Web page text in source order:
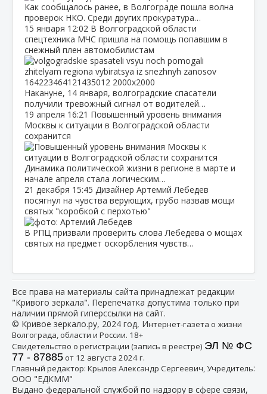
Как сообщалось ранее, в Волгограде пошла волна
проверок НКО. Среди других прокуратура…
15 января 12:02 В Волгоградской области
спецтехника МЧС пришла на помощь попавшим в
снежный плен автомобилистам
Накануне, 14 января, волгоградские спасатели
получили тревожный сигнал от водителей…
19 апреля 16:21 Повышенный уровень внимания
Москвы к ситуации в Волгоградской области
сохранится
Динамика политической жизни в регионе в марте и
начале апреля стала логическим…
21 декабря 15:45 Дизайнер Артемий Лебедев
посягнул на чувства верующих, грубо назвав мощи
святых "коробкой с перхотью"
В РПЦ призвали проверить слова Лебедева о мощах
святых на предмет оскорбления чувств…
Все права на материалы сайта принадлежат редакции
"Кривого зеркала". Перепечатка допустима только при
наличии прямой гиперссылки на сайт.
© Кривое зеркало.ру, 2024 год, Интернет-газета о жизни
Волгограда, области и России. 18+
Свидетельство о регистрации (запись в реестре) ЭЛ № ФС
77 - 87885от 12 августа 2024 г.
Главный редактор: Крылов Александр Сергеевич, Учредитель:
ООО "ЕДКММ"
Выдано федеральной службой по надзору в сфере связи,